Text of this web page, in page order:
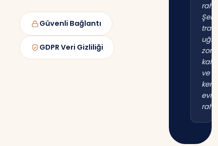
Güvenli Bağlantı
GDPR Veri Gizliliği
ve